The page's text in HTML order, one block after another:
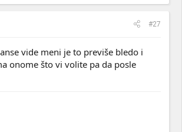
#27
vide meni je to previše bledo i
onome što vi volite pa da posle